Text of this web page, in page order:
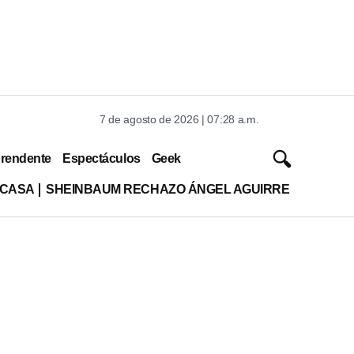
7 de agosto de 2026 | 07:28 a.m.
Espectáculos Geek
SHEINBAUM RECHAZO ÁNGEL AGUIRRE